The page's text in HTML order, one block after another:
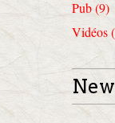
Pub (9)
Vidéos